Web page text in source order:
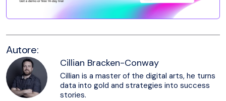
Autore:
Cillian Bracken-Conway
Cillian is a master of the digital arts, he turns
data into gold and strategies into success
stories.